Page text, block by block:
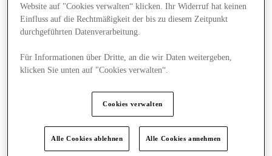
Website auf "Cookies verwalten“ klicken. Ihr Widerruf hat keinen
Einfluss auf die Rechtmäßigkeit der bis zu diesem Zeitpunkt
durchgeführten Datenverarbeitung.
Für Informationen über Dritte, an die wir Daten weitergeben,
klicken Sie unten auf "Cookies verwalten“.
Cookies verwalten
Alle Cookies ablehnen Alle Cookies annehmen